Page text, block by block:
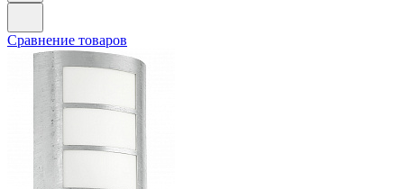
Сравнение товаров